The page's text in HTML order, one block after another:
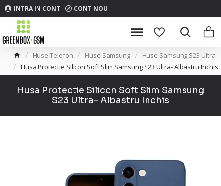
INTRA IN CONT CONT NOU
Huse Telefon Huse Samsung
Huse Samsung S23 Ultra
Husa Protectie Silicon Soft Slim Samsung S23 Ultra- Albastru Inchis
Husa Protectie Silicon Soft Slim Samsung
S23 Ultra- Albastru Inchis